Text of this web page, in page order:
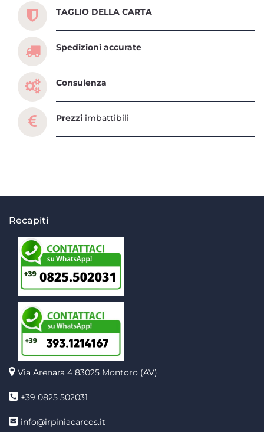
TAGLIO DELLA CARTA
Spedizioni accurate
Consulenza
Prezzi imbattibili
Recapiti
Via Arenara 4 83025 Montoro (AV)
+39 0825 502031
info@irpiniacarcos.it